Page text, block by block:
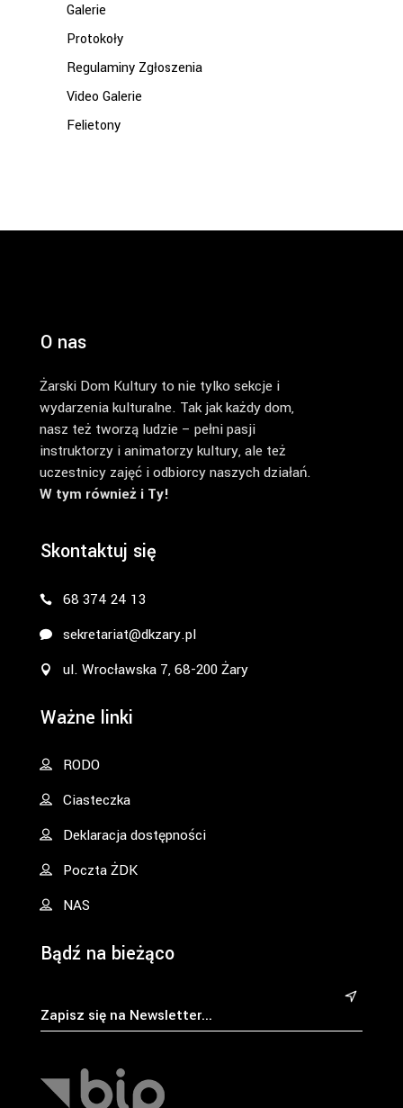
Galerie
Protokoły
Regulaminy Zgłoszenia
Video Galerie
Felietony
O nas
Żarski Dom Kultury to nie tylko sekcje i
wydarzenia kulturalne. Tak jak każdy dom,
nasz też tworzą ludzie – pełni pasji
instruktorzy i animatorzy kultury, ale też
uczestnicy zajęć i odbiorcy naszych działań.
W tym również i Ty!
Skontaktuj się
68 374 24 13
sekretariat@dkzary.pl
ul. Wrocławska 7, 68-200 Żary
Ważne linki
RODO
Ciasteczka
Deklaracja dostępności
Poczta ŻDK
NAS
Bądź na bieżąco
&